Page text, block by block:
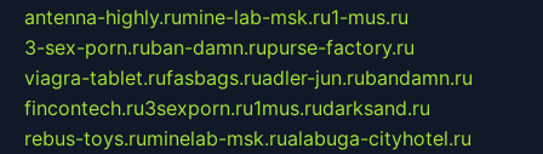
antenna-highly.rumine-lab-msk.ru1-mus.ru
3-sex-porn.ruban-damn.rupurse-factory.ru
viagra-tablet.rufasbags.ruadler-jun.rubandamn.ru
fincontech.ru3sexporn.ru1mus.rudarksand.ru
rebus-toys.ruminelab-msk.rualabuga-cityhotel.ru